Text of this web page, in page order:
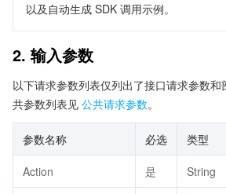
以及自动生成 SDK 调用示例。
2. 输入参数
以下请求参数列表仅列出了接口请求参数
共参数列表见 公共请求参数。
参数名称 必选 类型
Action 是 String